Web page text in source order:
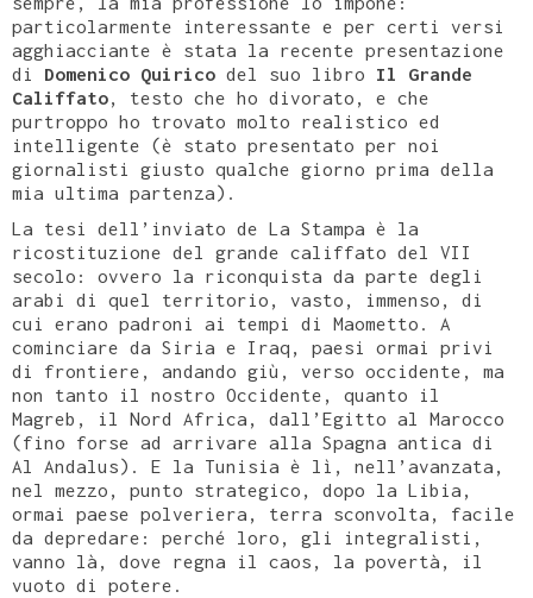
particolarmente interessante e per certi versi
agghiacciante è stata la recente presentazione
di Domenico Quirico del suo libro Il Grande
Califfato, testo che ho divorato, e che
purtroppo ho trovato molto realistico ed
intelligente (è stato presentato per noi
giornalisti giusto qualche giorno prima della
mia ultima partenza).
La tesi dell’inviato de La Stampa è la
ricostituzione del grande califfato del VII
secolo: ovvero la riconquista da parte degli
arabi di quel territorio, vasto, immenso, di
cui erano padroni ai tempi di Maometto. A
cominciare da Siria e Iraq, paesi ormai privi
di frontiere, andando giù, verso occidente, ma
non tanto il nostro Occidente, quanto il
Magreb, il Nord Africa, dall’Egitto al Marocco
(fino forse ad arrivare alla Spagna antica di
Al Andalus). E la Tunisia è lì, nell’avanzata,
nel mezzo, punto strategico, dopo la Libia,
ormai paese polveriera, terra sconvolta, facile
da depredare: perché loro, gli integralisti,
vanno là, dove regna il caos, la povertà, il
vuoto di potere.